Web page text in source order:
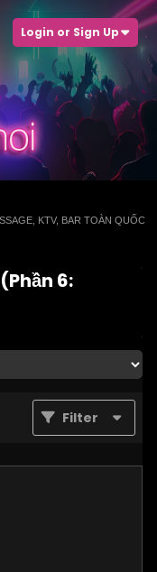
Login or Sign Up
KTV, BAR TOÀN QUỐC
6:
Filter